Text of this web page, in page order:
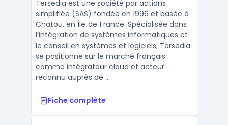
Tersedia est une société par actions
simplifiée (SAS) fondée en 1996 et basée à
Chatou, en Île‑de‑France. Spécialisée dans
l’intégration de systèmes informatiques et
le conseil en systèmes et logiciels, Tersedia
se positionne sur le marché français
comme intégrateur cloud et acteur
reconnu auprès de ...
Fiche complète